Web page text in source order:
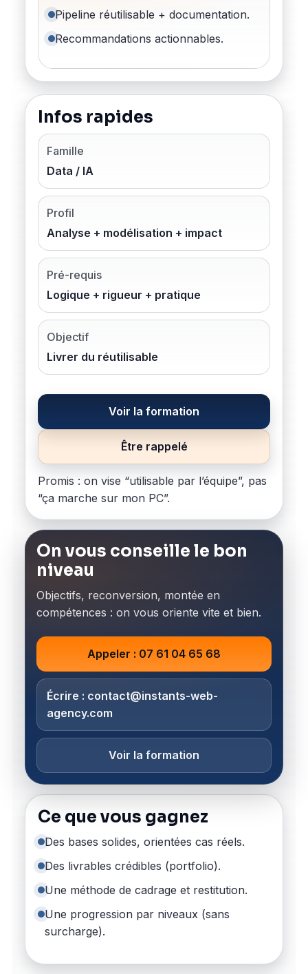
Pipeline réutilisable + documentation.
Recommandations actionnables.
Infos rapides
Famille
Data / IA
Profil
Analyse + modélisation + impact
Pré-requis
Logique + rigueur + pratique
Objectif
Livrer du réutilisable
Voir la formation
Être rappelé
Promis : on vise “utilisable par l’équipe”, pas
“ça marche sur mon PC”.
On vous conseille le bon
niveau
Objectifs, reconversion, montée en
compétences : on vous oriente vite et bien.
Appeler : 07 61 04 65 68
Écrire : contact@instants-web-
agency.com
Voir la formation
Ce que vous gagnez
Des bases solides, orientées cas réels.
Des livrables crédibles (portfolio).
Une méthode de cadrage et restitution.
Une progression par niveaux (sans
surcharge).